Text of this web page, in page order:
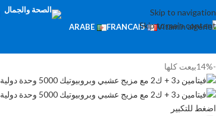
Skip to navigation
Skip to main content
FRANCAIS
ARABE
-14% بيعت كلها
اضغط للتكبير